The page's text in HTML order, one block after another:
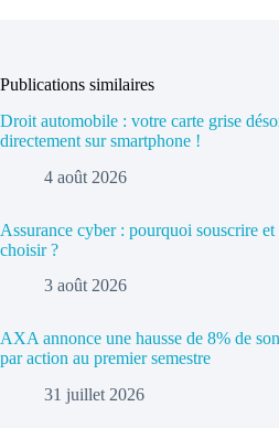
Publications similaires
Droit automobile : votre carte grise
directement sur smartphone !
4 août 2026
Assurance cyber : pourquoi souscrire
choisir ?
3 août 2026
AXA annonce une hausse de 8% de
par action au premier semestre
31 juillet 2026